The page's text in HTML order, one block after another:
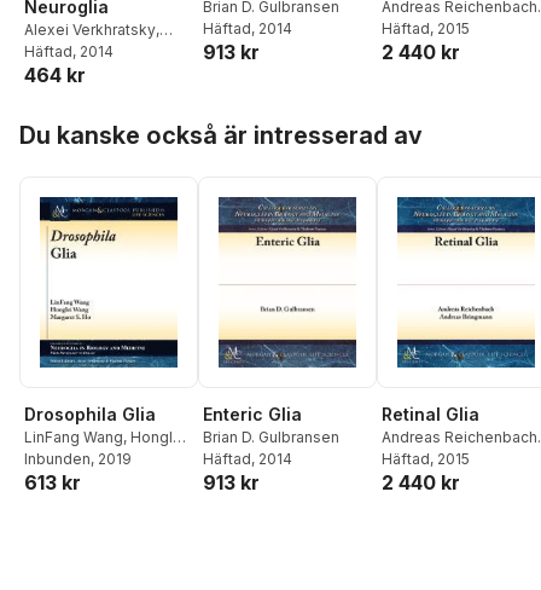
Neuroglia
Alexei Verkhratsky,
Vladimir Parpura
Häftad, 2014
464 kr
Brian D. Gulbransen
Häftad, 2014
913 kr
Andreas Reichenbach,
Andreas Bringmann
Häftad, 2015
2 440 kr
Du kanske också är intresserad av
Drosophila Glia
LinFang Wang, Honglei
Wang,Margaret S. Ho
Inbunden, 2019
613 kr
Enteric Glia
Brian D. Gulbransen
Häftad, 2014
913 kr
Retinal Glia
Andreas Reichenbach,
Andreas Bringmann
Häftad, 2015
2 440 kr